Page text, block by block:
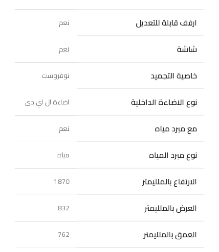
ارفف قابلة للتعديل نعم
شاشة نعم
خاصية التجميد نوفروست
نوع الاضاءة الداخلية اضاءة ال اي دي
مع مبرد مياه نعم
نوع مبرد المياه مياه
الارتفاع بالملليمتر 1870
العرض بالملليمتر 832
العمق بالملليمتر 762